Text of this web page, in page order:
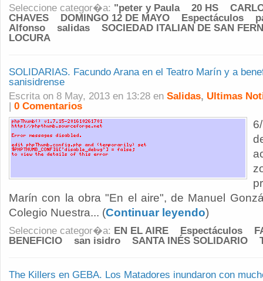
Seleccione categor�a: "peter y Paula 20 HS
CHAVES
DOMINGO 12 DE MAYO Espectáculos
Alfonso
salidas
SOCIEDAD ITALIAN DE SAN
LOCURA
SOLIDARIAS. Facundo Arana en el Teatro Marín y a
sanisidrense
Escrita on 8 May, 2013 en 13:28 en Salidas, Ultimas
| 0 Comentarios
Marín con la obra "En el aire", de Manuel
Colegio Nuestra... (Continuar leyendo)
Seleccione categor�a: EN EL AIRE Espectáculos
BENEFICIO
san isidro SANTA INÉS SOLIDARIO
The Killers en GEBA. Los Matadores inundaron con